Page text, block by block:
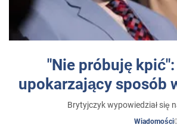
"Nie próbuję
upokarzający sposób
Brytyjczyk wypowiedział się
Wiadomości